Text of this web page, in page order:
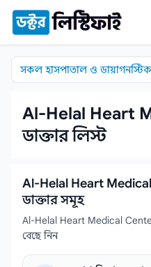
কন্টেন্টে যান
সকল হাসপাতাল ও
Al-Helal Heart
ডাক্তার লিস্ট
Al-Helal Heart
ডাক্তার সমূহ
Al-Helal Heart Medical
বেছে নিন